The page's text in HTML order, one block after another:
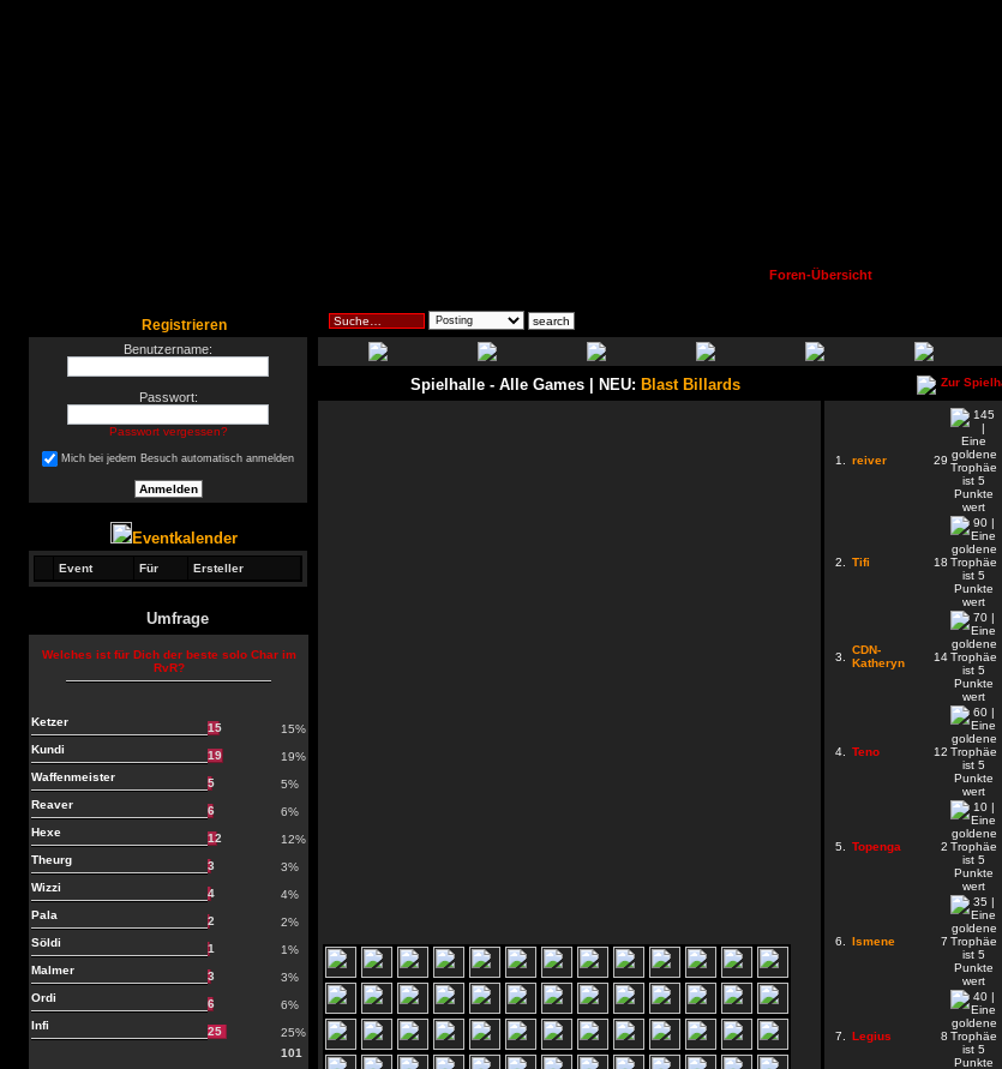
Foren-Übersicht
Registrieren
Benutzername:
Passwort:
Passwort vergessen?
Mich bei jedem Besuch automatisch anmelden
Eventkalender
Event Für Ersteller
Umfrage
Welches ist für Dich der beste solo Char im
RvR?
Ketzer 15
15%
Kundi
19
19%
Waffenmeister
5
5%
Reaver
6
6%
Hexe
12
12%
Theurg
3
3%
Wizzi
4
4%
Pala
2
2%
Söldi
1
1%
Malmer
3
3%
Ordi
6
6%
Infi
25
25%
101
Spielhalle- Alle Games | NEU: Blast Billards
1. reiver 29
2. Tifi 18
3.
CDN-
Katheryn
14
4. Teno 12
5. Topenga 2
6. Ismene 7
7. Legius 8